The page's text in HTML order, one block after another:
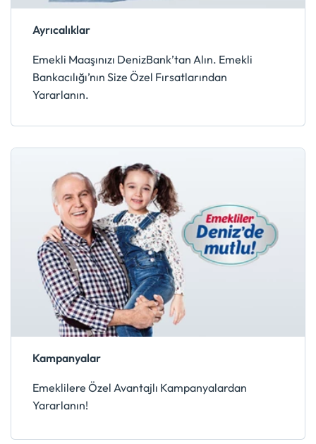
Ayrıcalıklar
Emekli Maaşınızı DenizBank’tan Alın. Emekli
Bankacılığı’nın Size Özel Fırsatlarından
Yararlanın.
Kampanyalar
Emeklilere Özel Avantajlı Kampanyalardan
Yararlanın!